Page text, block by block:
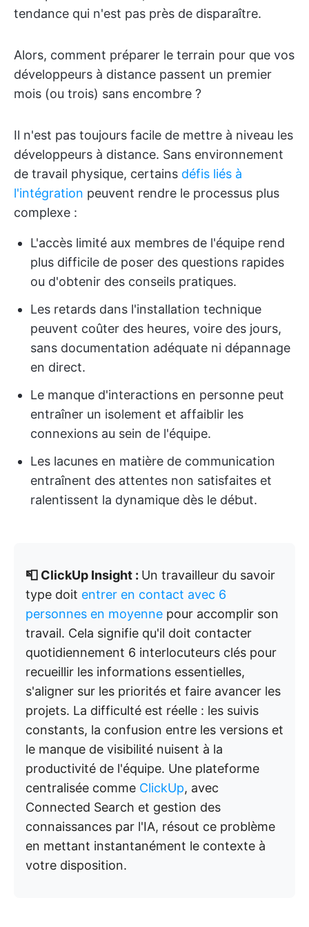
tendance qui n'est pas près de disparaître.
Alors, comment préparer le terrain pour que vos
développeurs à distance passent un premier
mois (ou trois) sans encombre ?
Il n'est pas toujours facile de mettre à niveau les
développeurs à distance. Sans environnement
de travail physique, certains défis liés à
l'intégration peuvent rendre le processus plus
complexe :
L'accès limité aux membres de l'équipe rend
plus difficile de poser des questions rapides
ou d'obtenir des conseils pratiques.
Les retards dans l'installation technique
peuvent coûter des heures, voire des jours,
sans documentation adéquate ni dépannage
en direct.
Le manque d'interactions en personne peut
entraîner un isolement et affaiblir les
connexions au sein de l'équipe.
Les lacunes en matière de communication
entraînent des attentes non satisfaites et
ralentissent la dynamique dès le début.
📮 ClickUp Insight : Un travailleur du savoir
type doit entrer en contact avec 6
personnes en moyenne pour accomplir son
travail. Cela signifie qu'il doit contacter
quotidiennement 6 interlocuteurs clés pour
recueillir les informations essentielles,
s'aligner sur les priorités et faire avancer les
projets. La difficulté est réelle : les suivis
constants, la confusion entre les versions et
le manque de visibilité nuisent à la
productivité de l'équipe. Une plateforme
centralisée comme ClickUp, avec
Connected Search et gestion des
connaissances par l'IA, résout ce problème
en mettant instantanément le contexte à
votre disposition.